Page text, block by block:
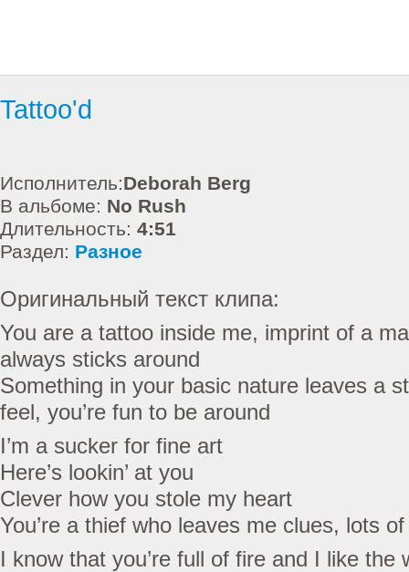
Tattoo'd
Исполнитель:Deborah Berg
В альбоме: No Rush
Длительность: 4:51
Раздел: Разное
Оригинальный текст клипа:
You are a tattoo inside me, imprint of a
always sticks around
Something in your basic nature leaves a
feel, you’re fun to be around
I’m a sucker for fine art
Here’s lookin’ at you
Clever how you stole my heart
You’re a thief who leaves me clues, lots
I know that you’re full of fire and I like the